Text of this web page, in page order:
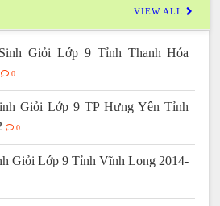
VIEW ALL
Giỏi Lớp 9 Tỉnh Thanh Hóa
0
Giỏi Lớp 9 TP Hưng Yên Tỉnh
0
Giỏi Lớp 9 Tỉnh Vĩnh Long 2014-